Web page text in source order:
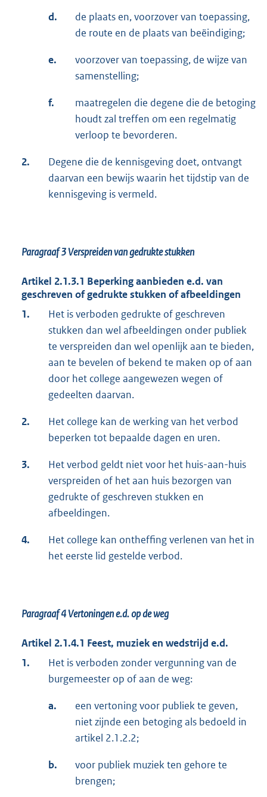
d.
de plaats en, voorzover van toepassing,
de route en de plaats van beëindiging;
e.
voorzover van toepassing, de wijze van
samenstelling;
f.
maatregelen die degene die de betoging
houdt zal treffen om een regelmatig
verloop te bevorderen.
2.
Degene die de kennisgeving doet, ontvangt
daarvan een bewijs waarin het tijdstip van de
kennisgeving is vermeld.
Paragraaf 3Verspreiden van gedrukte stukken
Artikel 2.1.3.1 Beperking aanbieden e.d. van
geschreven of gedrukte stukken of afbeeldingen
1.
Het is verboden gedrukte of geschreven
stukken dan wel afbeeldingen onder publiek
te verspreiden dan wel openlijk aan te bieden,
aan te bevelen of bekend te maken op of aan
door het college aangewezen wegen of
gedeelten daarvan.
2.
Het college kan de werking van het verbod
beperken tot bepaalde dagen en uren.
3.
Het verbod geldt niet voor het huis-aan-huis
verspreiden of het aan huis bezorgen van
gedrukte of geschreven stukken en
afbeeldingen.
4.
Het college kan ontheffing verlenen van het in
het eerste lid gestelde verbod.
Paragraaf 4Vertoningen e.d. op de weg
Artikel 2.1.4.1 Feest, muziek en wedstrijd e.d.
1.
Het is verboden zonder vergunning van de
burgemeester op of aan de weg:
a.
een vertoning voor publiek te geven,
niet zijnde een betoging als bedoeld in
artikel 2.1.2.2;
b.
voor publiek muziek ten gehore te
brengen;